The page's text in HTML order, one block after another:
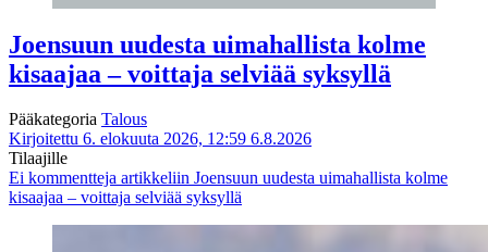
Joensuun uudesta uimahallista kolme
kisaajaa – voittaja selviää syksyllä
Pääkategoria Talous
Kirjoitettu 6. elokuuta 2026, 12:59 6.8.2026
Tilaajille
Ei kommentteja artikkeliin Joensuun uudesta uimahallista kolme
kisaajaa – voittaja selviää syksyllä